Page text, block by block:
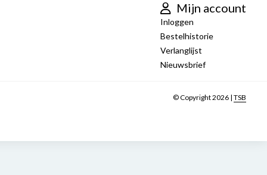
Mijn account
Inloggen
Bestelhistorie
Verlanglijst
Nieuwsbrief
© Copyright 2026 | TSB